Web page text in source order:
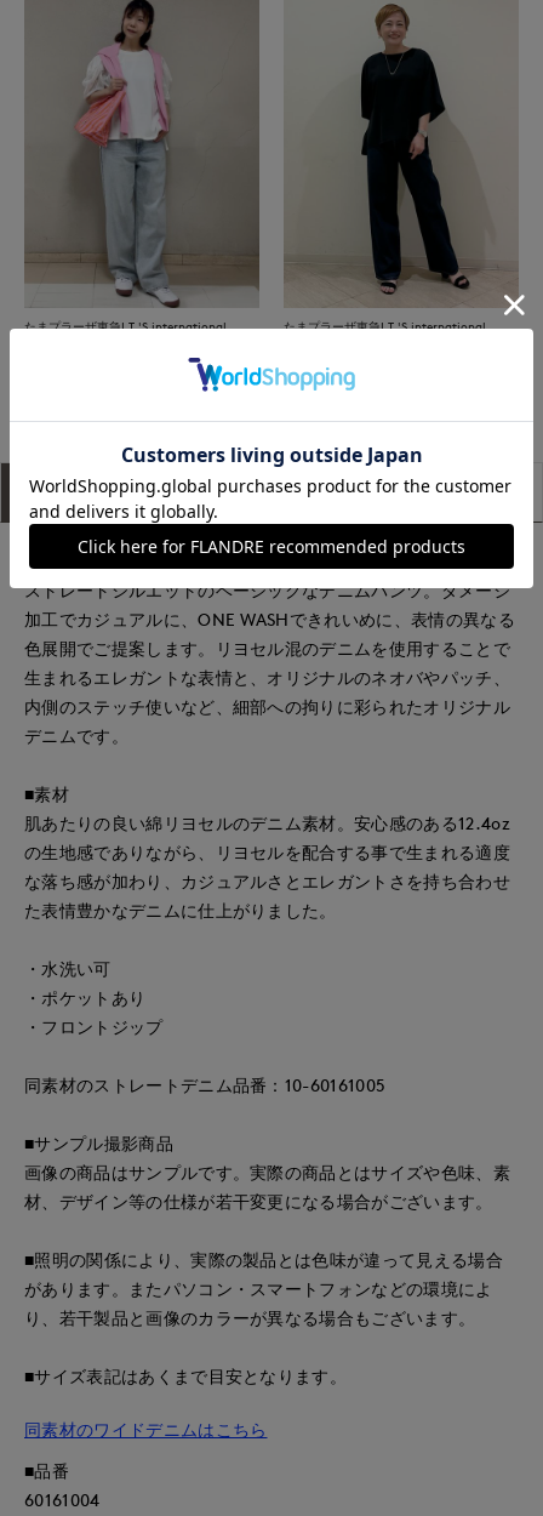
たまプラーザ東急I.T.'S.international たまプラーザ東急I.T.'S.international
もっと見る
アイテム説明 サイズ詳細 購入レビュー
■デザイン
ストレートシルエットのベーシックなデニムパンツ。ダメージ
加工でカジュアルに、ONE WASHできれいめに、表情の異なる
色展開でご提案します。リヨセル混のデニムを使用することで
生まれるエレガントな表情と、オリジナルのネオバやパッチ、
内側のステッチ使いなど、細部への拘りに彩られたオリジナル
デニムです。
■素材
肌あたりの良い綿リヨセルのデニム素材。安心感のある12.4oz
の生地感でありながら、リヨセルを配合する事で生まれる適度
な落ち感が加わり、カジュアルさとエレガントさを持ち合わせ
た表情豊かなデニムに仕上がりました。
・水洗い可
・ポケットあり
・フロントジップ
同素材のストレートデニム品番：10-60161005
■サンプル撮影商品
画像の商品はサンプルです。実際の商品とはサイズや色味、素
材、デザイン等の仕様が若干変更になる場合がございます。
■照明の関係により、実際の製品とは色味が違って見える場合
があります。またパソコン・スマートフォンなどの環境によ
り、若干製品と画像のカラーが異なる場合もございます。
■サイズ表記はあくまで目安となります。
同素材のワイドデニムはこちら
■品番
60161004